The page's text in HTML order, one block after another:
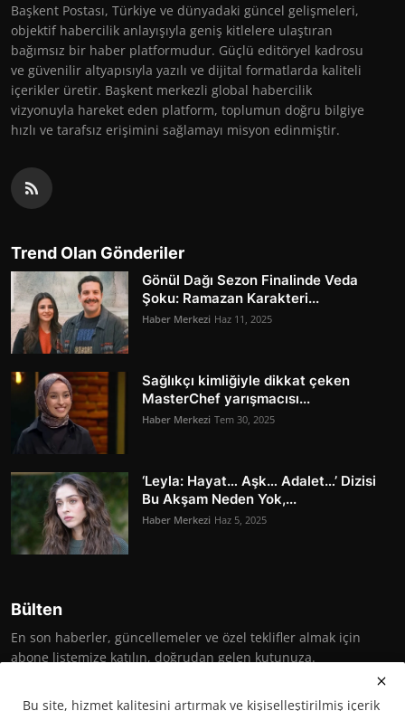
Başkent Postası, Türkiye ve dünyadaki güncel gelişmeleri,
objektif habercilik anlayışıyla geniş kitlelere ulaştıran
bağımsız bir haber platformudur. Güçlü editöryel kadrosu
ve güvenilir altyapısıyla yazılı ve dijital formatlarda kaliteli
içerikler üretir. Başkent merkezli global habercilik
vizyonuyla hareket eden platform, toplumun doğru bilgiye
hızlı ve tarafsız erişimini sağlamayı misyon edinmiştir.
Trend Olan Gönderiler
Gönül Dağı Sezon Finalinde Veda
Şoku: Ramazan Karakteri...
Haber Merkezi Haz 11, 2025
Sağlıkçı kimliğiyle dikkat çeken
MasterChef yarışmacısı...
Haber Merkezi Tem 30, 2025
‘Leyla: Hayat… Aşk… Adalet…’ Dizisi
Bu Akşam Neden Yok,...
Haber Merkezi Haz 5, 2025
Bülten
En son haberler, güncellemeler ve özel teklifler almak için
abone listemize katılın, doğrudan gelen kutunuza.
Abone Ol
Bu site, hizmet kalitesini artırmak ve kişiselleştirilmiş içerik